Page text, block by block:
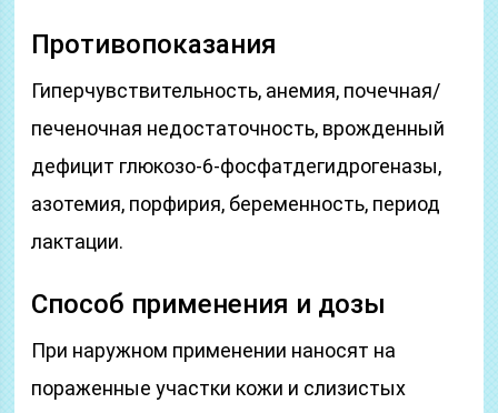
Противопоказания
Гиперчувствительность, анемия, почечная/
печеночная недостаточность, врожденный
дефицит глюкозо-6-фосфатдегидрогеназы,
азотемия, порфирия, беременность, период
лактации.
Способ применения и дозы
При наружном применении наносят на
пораженные участки кожи и слизистых